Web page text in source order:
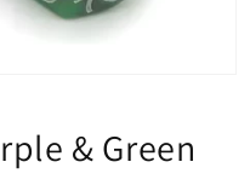
& Green